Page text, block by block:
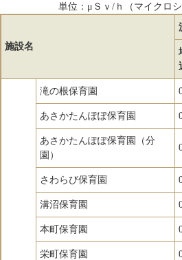
単位：μＳｖ/ｈ（マイクロシ
施設名
滝の根保育園
あさかたんぽぽ保育園
あさかたんぽぽ保育園（分
園）
さわらび保育園
溝沼保育園
本町保育園
栄町保育園